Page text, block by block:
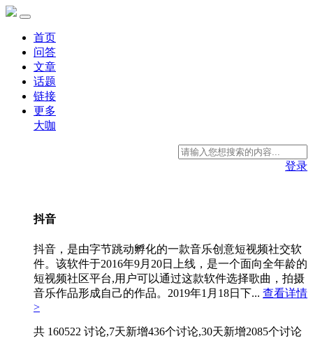
首页
问答
文章
话题
链接
更多
大咖
登录
抖音
抖音，是由字节跳动孵化的一款音乐创意短视频社交软
件。该软件于2016年9月20日上线，是一个面向全年龄的
短视频社区平台,用户可以通过这款软件选择歌曲，拍摄
音乐作品形成自己的作品。2019年1月18日下... 查看详情
>
共 160522 讨论,7天新增436个讨论,30天新增2085个讨论